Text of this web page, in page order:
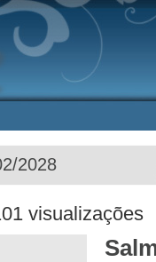
2028
visualizações